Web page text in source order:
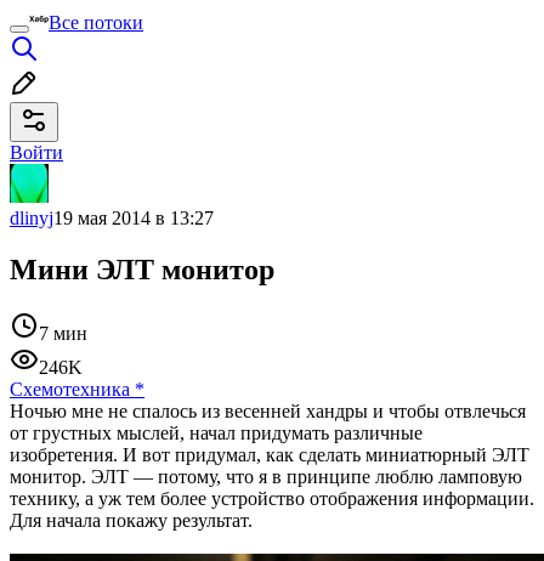
Все потоки
Войти
dlinyj19 мая 2014 в 13:27
Мини ЭЛТ монитор
7 мин
246K
Схемотехника *
Ночью мне не спалось из весенней хандры и чтобы отвлечься
от грустных мыслей, начал придумать различные
изобретения. И вот придумал, как сделать миниатюрный ЭЛТ
монитор. ЭЛТ — потому, что я в принципе люблю ламповую
технику, а уж тем более устройство отображения информации.
Для начала покажу результат.